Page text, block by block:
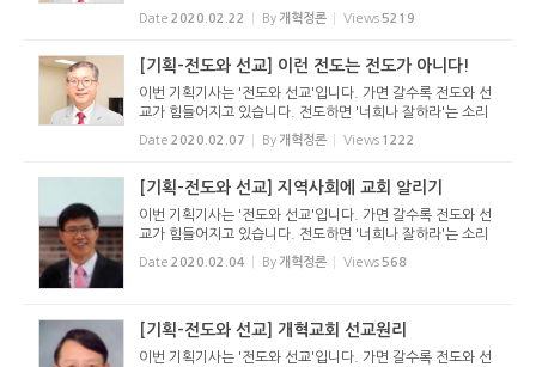
예외가 아닙니다. 아니, 이제는 한국이 전세계의 주목을 받고
있을 뿐만 아니라 걱정거리가 되었다고 할 정도입니다. 우리
Date 2020.02.22 By 개혁정론 Views 5219
[기획-전도와 선교] 이런 전도는 전도가 아니다!
이번 기획기사는 '전도와 선교'입니다. 가면 갈수록 전도와 선
교가 힘들어지고 있습니다. 전도하면 '너희나 잘하라'는 소리
를 심심찮게 들을 수 있고, 선교에 대한 교회의 열의도 점차로
쇠퇴하고 있습니다. 복음을 전하는 것도 중요하지만 ...
Date 2020.02.07 By 개혁정론 Views 1222
[기획-전도와 선교] 지역사회에 교회 알리기
이번 기획기사는 '전도와 선교'입니다. 가면 갈수록 전도와 선
교가 힘들어지고 있습니다. 전도하면 '너희나 잘하라'는 소리
를 심심찮게 들을 수 있고, 선교에 대한 교회의 열의도 점차로
쇠퇴하고 있습니다. 복음을 전하는 것도 중요하지만 ...
Date 2020.02.04 By 개혁정론 Views 568
[기획-전도와 선교] 개혁교회 선교원리
이번 기획기사는 '전도와 선교'입니다. 가면 갈수록 전도와 선